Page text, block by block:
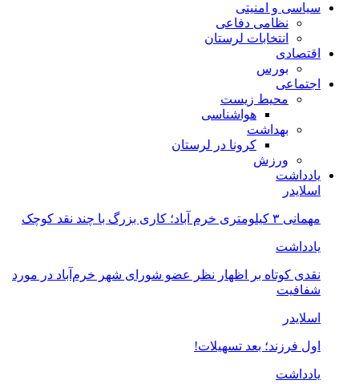
سیاسی و امنیتی
نظامی دفاعی
انتخابات لرستان
اقتصادی
بورس
اجتماعی
محیط زیست
هواشناسی
بهداشت
کرونا در لرستان
ورزش
یادداشت
اسلایدر
مهمانی ۳ کیلومتری خرم آباد؛ کاری بزرگ با چند نقد کوچک
یادداشت
نقدی کوتاه بر اظهار نظر عضو شورای شهر خرم‌آباد در مورد
شفافیت
اسلایدر
اول فرزند؛ بعد تسهیلات!
یادداشت